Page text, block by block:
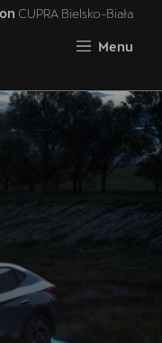
CUPRA Bielsko-Biała
Menu
Zamknij
silnikiem